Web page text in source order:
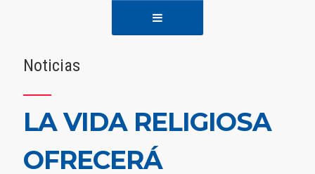
Noticias
LA VIDA RELIGIOSA
OFRECERÁ